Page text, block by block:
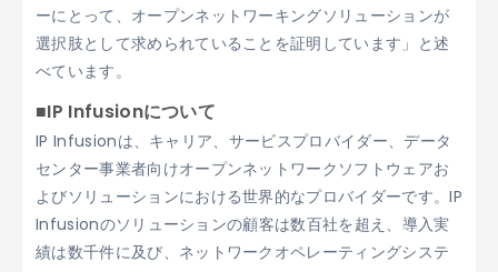
ーにとって、オープンネットワーキングソリューションが
選択肢として求められていることを証明しています」と述
べています。
■IP Infusionについて
IP Infusionは、キャリア、サービスプロバイダー、データ
センター事業者向けオープンネットワークソフトウェアお
よびソリューションにおける世界的なプロバイダーです。IP
Infusionのソリューションの顧客は数百社を超え、導入実
績は数千件に及び、ネットワークオペレーティングシステ